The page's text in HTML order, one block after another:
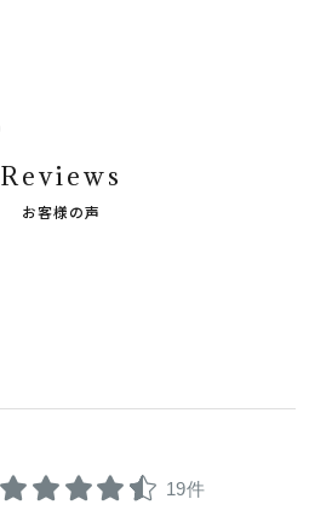
Reviews
お客様の声
19件